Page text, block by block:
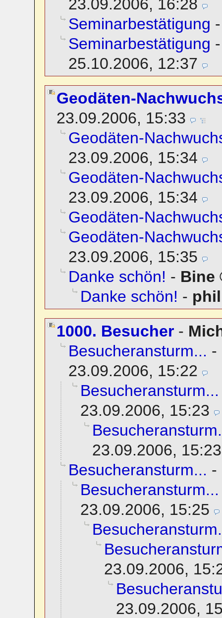
23.09.2006, 16:28
Seminarbestätigung
Seminarbestätigung
25.10.2006, 12:37
Geodäten-
23.09.2006, 15:33
Geodäten-
23.09.2006, 15:34
Geodäten-
23.09.2006, 15:34
Geodäten-
Geodäten-
23.09.2006, 15:35
Danke schön! - Bine
Danke schön! -
1000. Besucher-
Besucheransturm... -
23.09.2006, 15:22
Besucheransturm...
23.09.2006, 15:23
23.09.2006, 15:23
Besucheransturm... -
Besucheransturm...
23.09.2006, 15:25
23.09.2006,
23.09.2006,